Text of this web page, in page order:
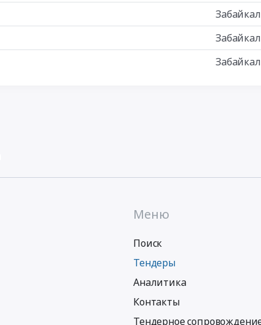
Меню
Поиск
Тендеры
Аналитика
Контакты
Тендерное